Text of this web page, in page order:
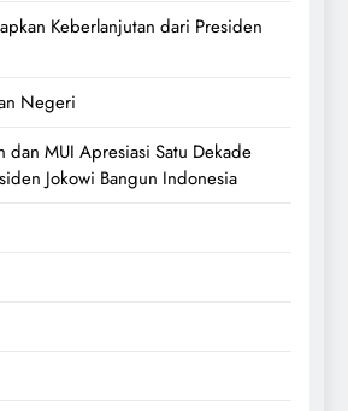
Keberlanjutan dari Presiden
Negeri
dan MUI Apresiasi Satu Dekade
Jokowi Bangun Indonesia